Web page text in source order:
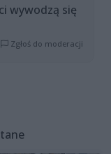
wywodzą się
Zgłoś do moderacji